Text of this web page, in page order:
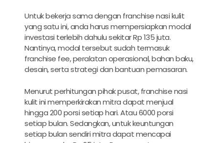
Untuk bekerja sama dengan franchise nasi kulit
yang satu ini, anda harus mempersiapkan modal
investasi terlebih dahulu sekitar Rp 135 juta.
Nantinya, modal tersebut sudah termasuk
franchise fee, peralatan operasional, bahan baku,
desain, serta strategi dan bantuan pemasaran.
Menurut perhitungan pihak pusat, franchise nasi
kulit ini memperkirakan mitra dapat menjual
hingga 200 porsi setiap hari. Atau 6000 porsi
setiap bulan. Sedangkan, untuk keuntungan
setiap bulan sendiri mitra dapat mencapai